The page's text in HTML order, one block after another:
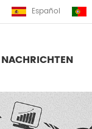
Español
NACHRICHTEN